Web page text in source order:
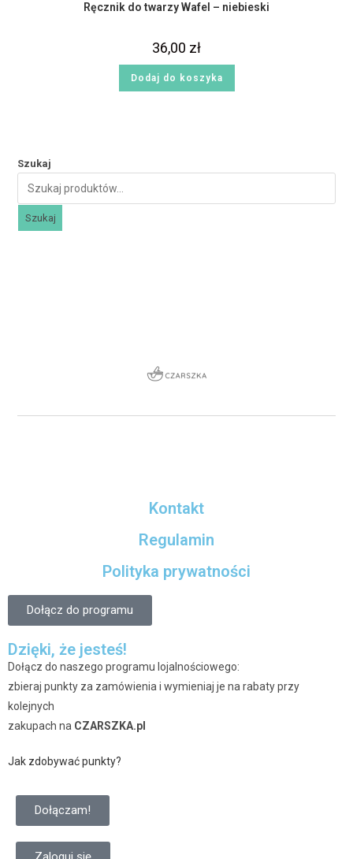
Ręcznik do twarzy Wafel – niebieski
36,00 zł
Dodaj do koszyka
Szukaj
Szukaj
Kontakt
Regulamin
Polityka prywatności
Dołącz do programu
Dzięki, że jesteś!
Dołącz do naszego programu lojalnościowego:
zbieraj punkty za zamówienia i wymieniaj je na rabaty przy
kolejnych
zakupach na CZARSZKA.pl
Jak zdobywać punkty?
Dołączam!